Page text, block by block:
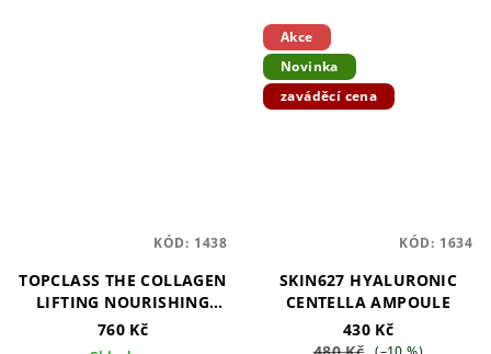
TOPCLASS THE COLLAGEN
LIFTING NOURISHING
CREAM - 50ML *TUBE*
760 Kč
KÓD: 1438
Akce
Novinka
zaváděcí cena
SKIN627 HYALURONIC
CENTELLA AMPOULE
430 Kč
KÓD: 1634